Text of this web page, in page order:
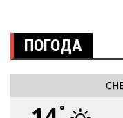
ПОГОДА
°